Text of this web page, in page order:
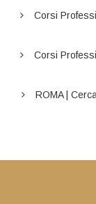
Corsi
Corsi
ROMA |